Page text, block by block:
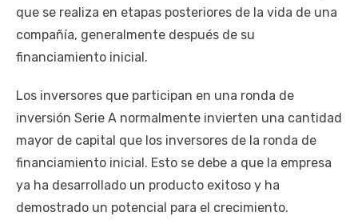
que se realiza en etapas posteriores de la vida de una
compañía, generalmente después de su
financiamiento inicial.
Los inversores que participan en una ronda de
inversión Serie A normalmente invierten una cantidad
mayor de capital que los inversores de la ronda de
financiamiento inicial. Esto se debe a que la empresa
ya ha desarrollado un producto exitoso y ha
demostrado un potencial para el crecimiento.